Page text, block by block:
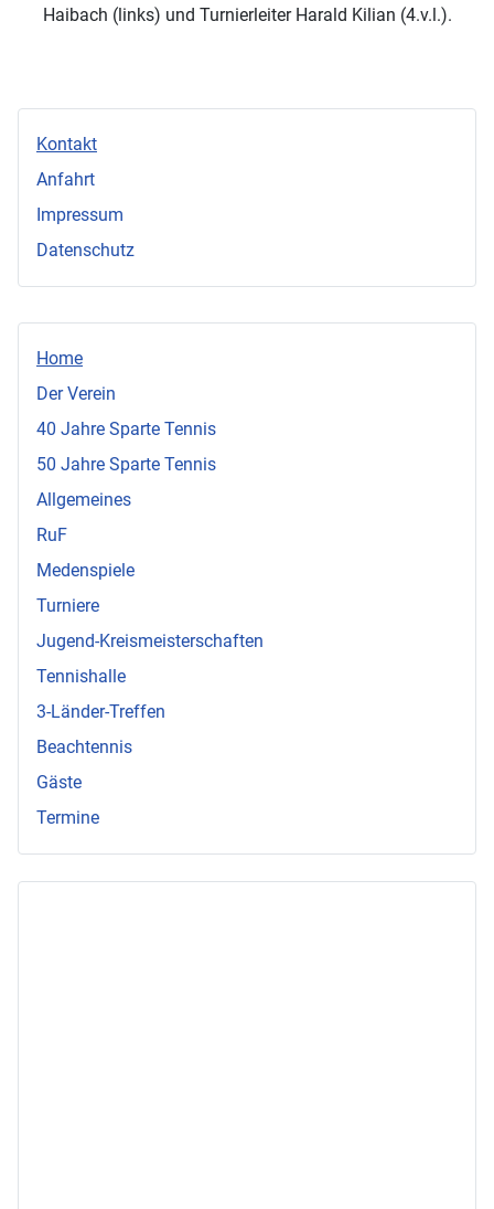
Home
Der Verein
40 Jahre Sparte Tennis
50 Jahre Sparte Tennis
Allgemeines
RuF
Medenspiele
Turniere
Jugend-Kreismeisterschaften
Tennishalle
3-Länder-Treffen
Beachtennis
Gäste
Termine
Haibach (links) und Turnierleiter Harald Kilian (4.v.l.).
Kontakt
Anfahrt
Impressum
Datenschutz